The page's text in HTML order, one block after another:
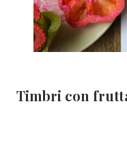
Timbri con